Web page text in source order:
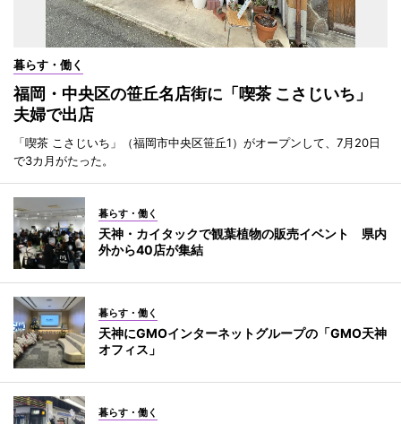
暮らす・働く
福岡・中央区の笹丘名店街に「喫茶 こさじいち」
夫婦で出店
「喫茶 こさじいち」（福岡市中央区笹丘1）がオープンして、7月20日
で3カ月がたった。
暮らす・働く
天神・カイタックで観葉植物の販売イベント 県内
外から40店が集結
暮らす・働く
天神にGMOインターネットグループの「GMO天神
オフィス」
暮らす・働く